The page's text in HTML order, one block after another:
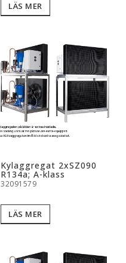
LÄS MER
Kylaggregat 2xSZ090
R134a; A-klass
32091579
LÄS MER